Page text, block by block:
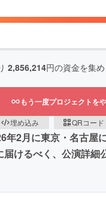
2,856,214円の資金を集め
もう一度プロジェクトを
埋め込み QRコード
2月に東京・名古
けるべく、公演詳